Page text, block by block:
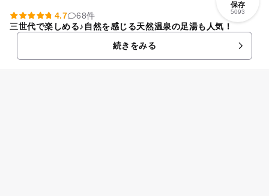
保存
5093
4.7
68件
三世代で楽しめる♪自然を感じる天然温泉の足湯も人気！
続きをみる